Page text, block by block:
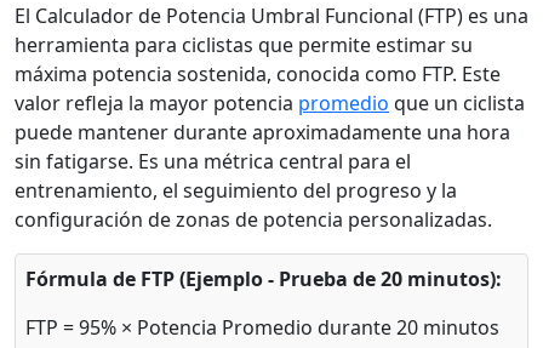
El Calculador de Potencia Umbral Funcional (FTP) es una
herramienta para ciclistas que permite estimar su
máxima potencia sostenida, conocida como FTP. Este
valor refleja la mayor potencia promedio que un ciclista
puede mantener durante aproximadamente una hora
sin fatigarse. Es una métrica central para el
entrenamiento, el seguimiento del progreso y la
configuración de zonas de potencia personalizadas.
Fórmula de FTP (Ejemplo - Prueba de 20 minutos):
FTP = 95% × Potencia Promedio durante 20 minutos